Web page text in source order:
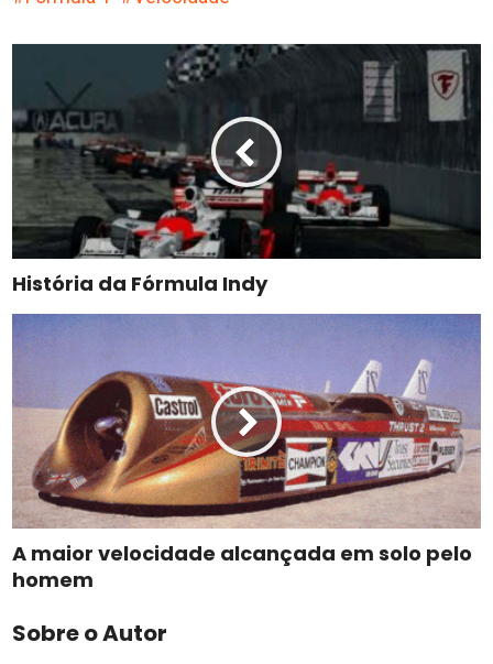
História da Fórmula Indy
A maior velocidade alcançada em solo pelo
homem
Sobre o Autor